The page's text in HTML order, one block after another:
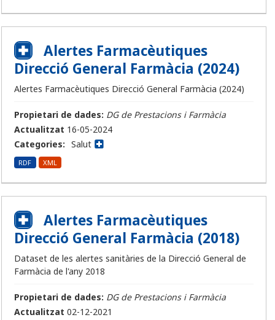
Alertes Farmacèutiques
Direcció General Farmàcia (2024)
Alertes Farmacèutiques Direcció General Farmàcia (2024)
Propietari de dades: DG de Prestacions i Farmàcia
Actualitzat 16-05-2024
Categories: Salut
RDF XML
Alertes Farmacèutiques
Direcció General Farmàcia (2018)
Dataset de les alertes sanitàries de la Direcció General de
Farmàcia de l'any 2018
Propietari de dades: DG de Prestacions i Farmàcia
Actualitzat 02-12-2021